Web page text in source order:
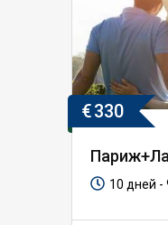
€330
10 дней -